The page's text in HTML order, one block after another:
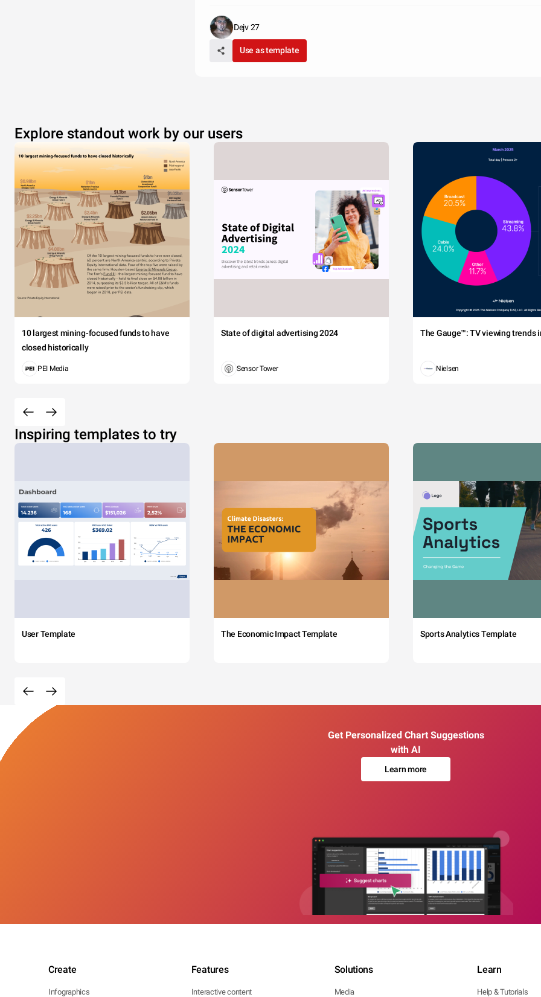
Dejv 27
Use as template
Explore standout work by our users
10 largest mining-focused funds to have
closed historically
PEI Media
State of digital advertising 2024
Sensor Tower
The Gauge™: TV viewing trends
Nielsen
Inspiring templates to try
User Template The Economic Impact Template Sports Analytics Template
Get Personalized Chart Suggestions
with AI
Learn more
Create
Infographics
Features
Interactive content
Solutions
Media
Learn
Help & Tutorials